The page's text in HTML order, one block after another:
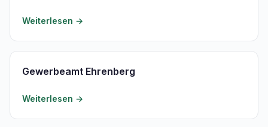
Weiterlesen →
Gewerbeamt Ehrenberg
Weiterlesen →